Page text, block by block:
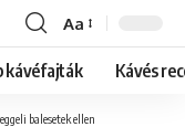
Font
Resizer
Aa
kávéfajták Kávés
balesetek ellen